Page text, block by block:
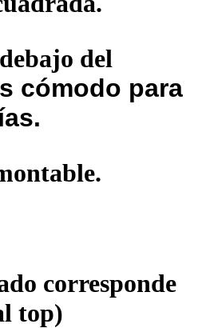
del
cómodo para
corresponde
top)